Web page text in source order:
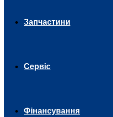
Запчастини
Сервіс
Фінансування